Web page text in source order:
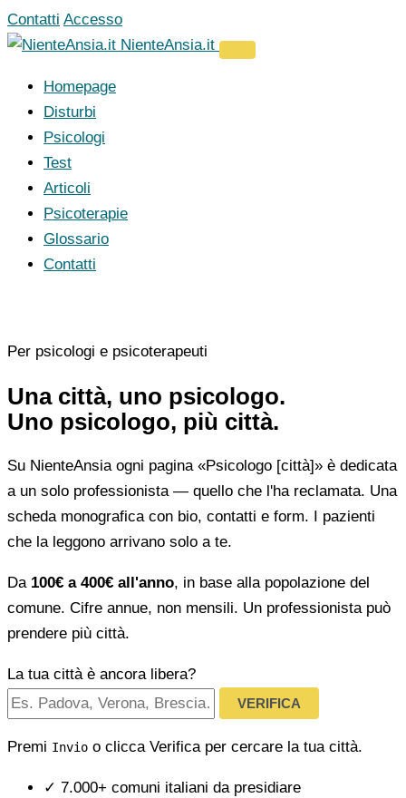
Vai
al
Contatti Accesso
NienteAnsia.it
Homepage
Disturbi
Psicologi
Test
Articoli
Psicoterapie
Glossario
Contatti
Per psicologi e psicoterapeuti
Una città, uno psicologo.
Uno psicologo, più città.
Su NienteAnsia ogni pagina «Psicologo [città]» è dedicata
a un solo professionista — quello che l'ha reclamata. Una
scheda monografica con bio, contatti e form. I pazienti
che la leggono arrivano solo a te.
Da 100€ a 400€ all'anno, in base alla popolazione del
comune. Cifre annue, non mensili. Un professionista può
prendere più città.
La tua città è ancora libera?
VERIFICA
Premi Invio o clicca Verifica per cercare la tua città.
✓ 7.000+ comuni italiani da presidiare